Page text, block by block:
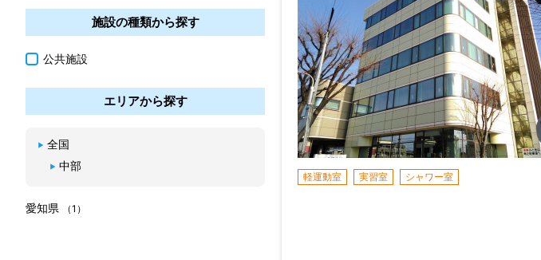
軽運動室 実習室 シャワー室
施設の種類から探す
公共施設
エリアから探す
全国
中部
愛知県 （1）